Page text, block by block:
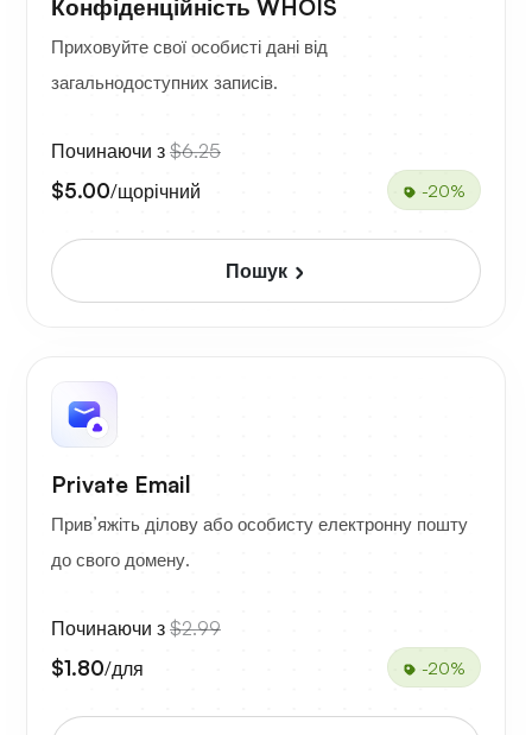
Конфіденційність WHOIS
Приховуйте свої особисті дані від
загальнодоступних записів.
Починаючи з $6.25
$5.00/щорічний -20%
Пошук
Private Email
Прив’яжіть ділову або особисту електронну пошту
до свого домену.
Починаючи з $2.99
$1.80/для -20%